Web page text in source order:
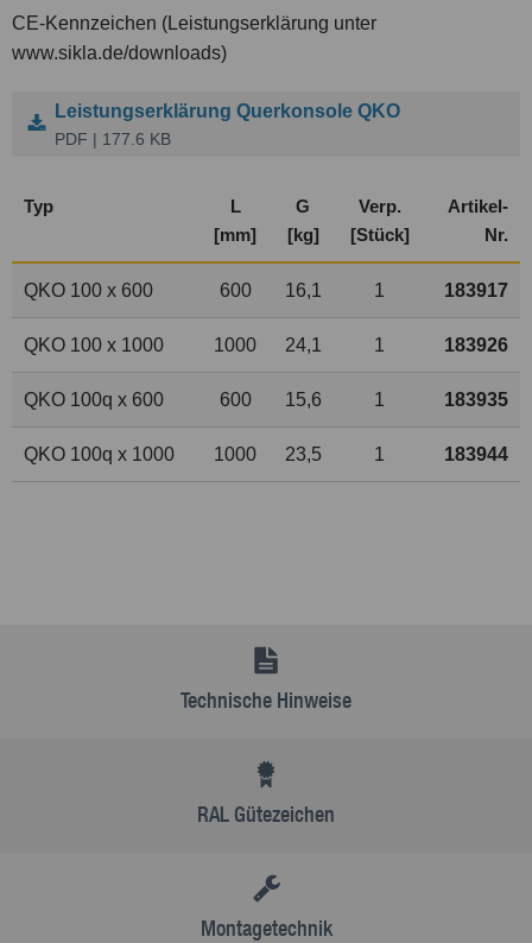
CE-Kennzeichen (Leistungserklärung unter
www.sikla.de/downloads)
Leistungserklärung Querkonsole QKO
PDF | 177.6 KB
Typ
L
[mm]
G
[kg]
Verp.
[Stück]
Artikel-
Nr.
QKO 100 x 600 600 16,1 1 183917
QKO 100 x 1000 1000 24,1 1 183926
QKO 100q x 600 600 15,6 1 183935
QKO 100q x 1000 1000 23,5 1 183944
Technische Hinweise
RAL Gütezeichen
Montagetechnik